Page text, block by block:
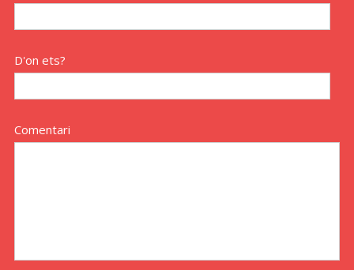
D'on ets?
Comentari